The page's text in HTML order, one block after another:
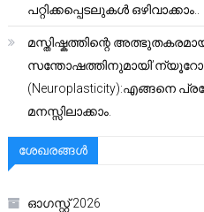
പറ്റിക്കപ്പെടലുകൾ ഒഴിവാക്കാം..
മസ്തിഷ്കത്തിന്റെ
(Neuroplasticity):എങ്ങനെ
മനസ്സിലാക്കാം.
ശേഖരങ്ങൾ
ഓഗസ്റ്റ്‌ 2026